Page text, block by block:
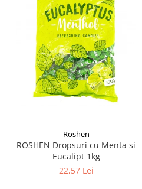
Roshen
ROSHEN Dropsuri cu Menta si
Eucalipt 1kg
22,57 Lei